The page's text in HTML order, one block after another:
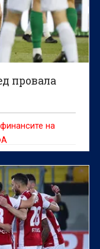
провала
на